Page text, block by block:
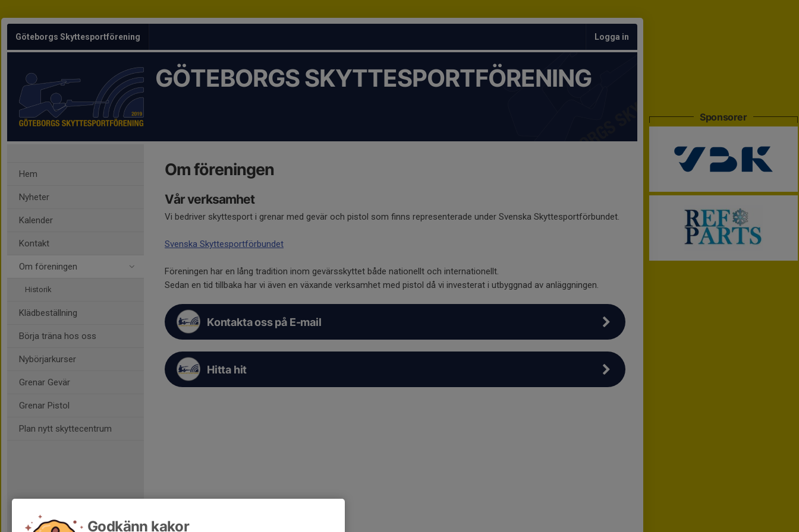
Göteborgs Skyttesportförening Logga in
GÖTEBORGS SKYTTESPORTFÖRENING
Hem
Nyheter
Kalender
Kontakt
Om föreningen
Historik
Klädbeställning
Börja träna hos oss
Nybörjarkurser
Grenar Gevär
Grenar Pistol
Plan nytt skyttecentrum
Om föreningen
Vår verksamhet
Vi bedriver skyttesport i grenar med gevär och pistol som finns representerade under Svenska Skyttesportförbundet.
Svenska Skyttesportförbundet
Föreningen har en lång tradition inom gevärsskyttet både nationellt och internationellt.
Sedan en tid tillbaka har vi även en växande verksamhet med pistol då vi investerat i utbyggnad av anläggningen.
Kontakta oss på E-mail
Hitta hit
Sponsorer
Godkänn kakor